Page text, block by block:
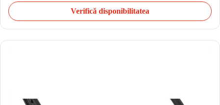
Verifică disponibilitatea